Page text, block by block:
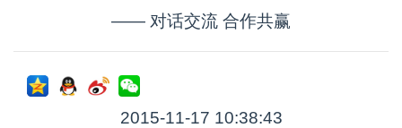
—— 对话交流 合作共赢
2015-11-17 10:38:43